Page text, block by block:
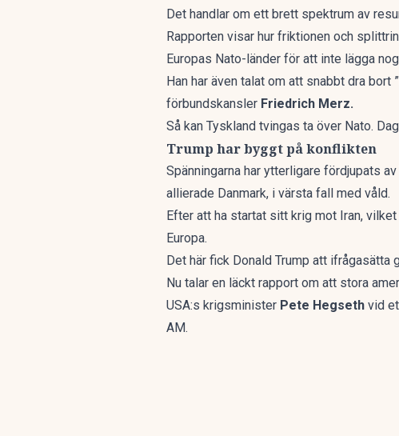
Det handlar om ett brett spektrum av
Rapporten visar hur friktionen och
Europas Nato-länder för att inte lägga
Han har även talat om att snabbt dra
förbundskansler Friedrich Merz.
Så kan Tyskland tvingas ta över Nato.
Trump har byggt på konflikten
Spänningarna har ytterligare fördjupats
allierade Danmark, i värsta fall med våld.
Efter att ha startat sitt krig mot Iran,
Europa.
Det här fick Donald Trump att
Nu talar en läckt rapport om att stora
USA:s krigsminister Pete Hegseth vid
AM.